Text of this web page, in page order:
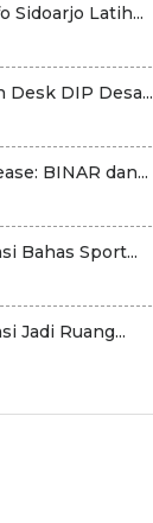
Sidoarjo Latih...
Desk DIP Desa...
BINAR dan...
Bahas Sport...
Jadi Ruang...